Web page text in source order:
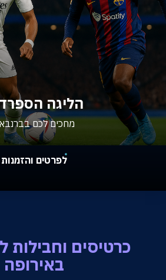
הליגה
מחכים לכם
לפרטים והזמנות
כרטיסים
באירופה